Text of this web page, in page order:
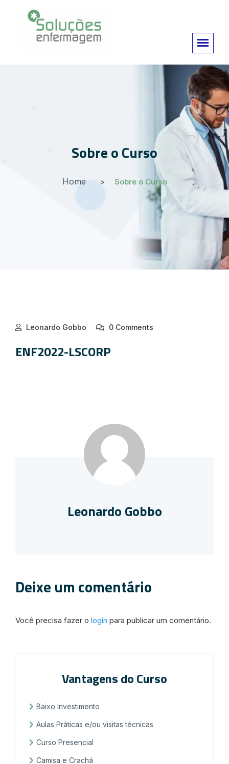
Sobre o Curso
Home Sobre o Curso
Leonardo Gobbo 0 Comments
ENF2022-LSCORP
Leonardo Gobbo
Deixe um comentário
Você precisa fazer o login para publicar um comentário.
Vantagens do Curso
Baixo Investimento
Aulas Práticas e/ou visitas técnicas
Curso Presencial
Camisa e Crachá